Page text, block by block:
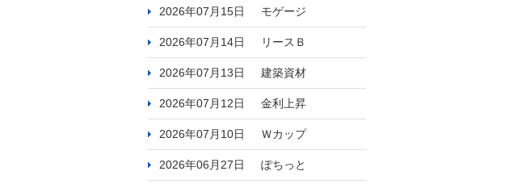
2026年07月15日 モゲージ
2026年07月14日 リースＢ
2026年07月13日 建築資材
2026年07月12日 金利上昇
2026年07月10日 Ｗカップ
2026年06月27日 ぽちっと